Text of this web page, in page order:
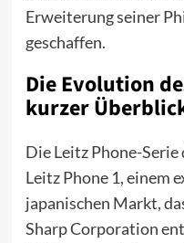
Erweiterung seiner
geschaffen.
Die Evolution
kurzer
Die Leitz Phone-
Leitz Phone 1, einem
japanischen Markt,
Sharp Corporation